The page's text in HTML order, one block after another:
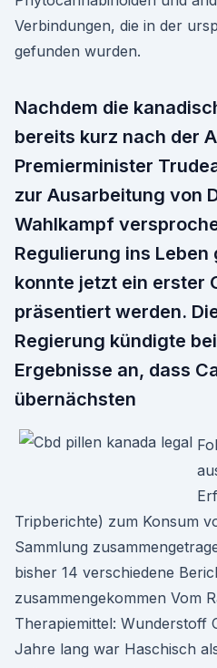
Verbindungen, die in der
gefunden wurden.
Nachdem die
bereits kurz nach der
Premierminister
zur Ausarbeitung von
Wahlkampf
Regulierung ins
konnte jetzt ein erster
präsentiert werden.
Regierung kündigte
Ergebnisse an, dass
übernächsten
Tripberichte) zum Konsum
Sammlung
bisher 14 verschiedene
zusammengekommen Vom
Therapiemittel: Wunderstoff
Jahre lang war Haschisch